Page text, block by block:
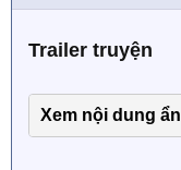
n
Trailer truyện
Xem nội dung ẩn